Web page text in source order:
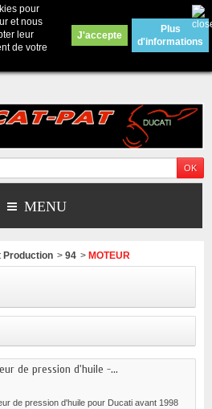
Contactez-nous
: merci d'envoyer un mail
sur ducatpat25@gmail.com
MENU
pour
et nous
leur
de votre
J'accepte
Plus
d'informations
Production > 94 > MOTEUR
de pression d'huile -...
de pression d'huile pour Ducati avant 1998